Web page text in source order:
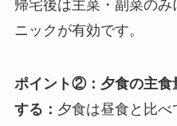
帰宅後は主菜・副菜の
ニックが有効です。
ポイント②：夕食の主食
する： 夕食は昼食と比